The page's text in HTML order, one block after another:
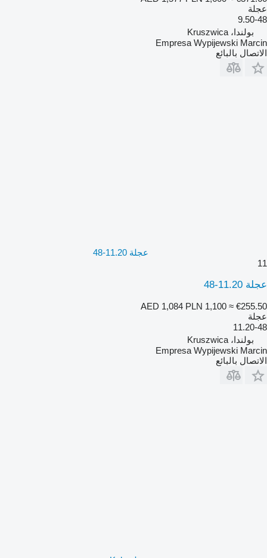
عجلة
9.50-48
بولندا، Kruszwica
Empresa Wypijewski Marcin
الاتصال بالبائع
عجلة 11.20-48
11
عجلة 11.20-48
AED 1,084 PLN 1,100 ≈ €255.50
عجلة
11.20-48
بولندا، Kruszwica
Empresa Wypijewski Marcin
الاتصال بالبائع